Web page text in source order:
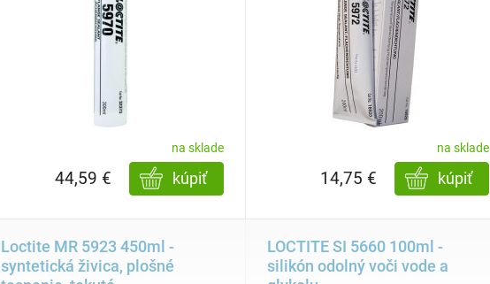
na sklade
kúpiť
44,59 €
na sklade
kúpiť
14,75 €
Loctite MR 5923 450ml -
syntetická živica, plošné
LOCTITE SI 5660 100ml -
silikón odolný voči vode a